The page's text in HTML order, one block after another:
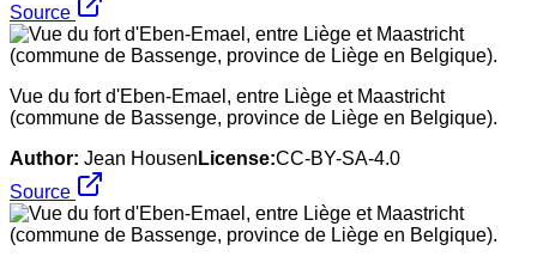
Source
Vue du fort d'Eben-Emael, entre Liège et Maastricht
(commune de Bassenge, province de Liège en Belgique).
Author: Jean Housen License:CC-BY-SA-4.0
Source